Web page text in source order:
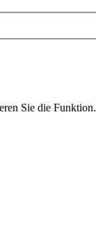
Sie die Funktion.